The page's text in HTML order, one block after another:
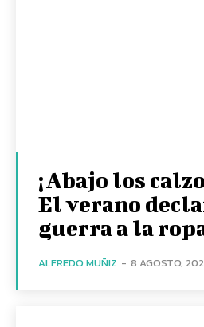
¡Abajo los
El verano
guerra a la
ALFREDO MUÑIZ - 8 AGOSTO,